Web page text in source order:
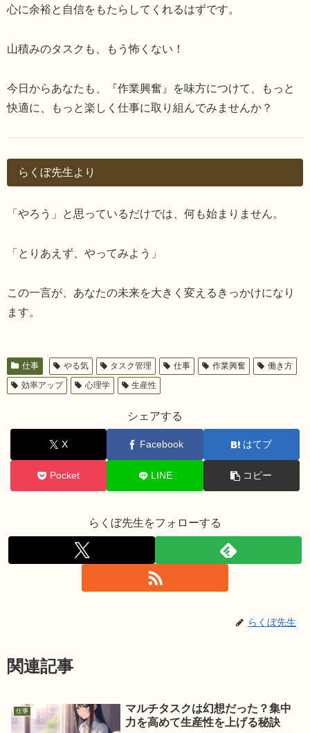
心に余裕と自信をもたらしてくれるはずです。
山積みのタスクも、もう怖くない！
今日からあなたも、『作業興奮』を味方につけて、もっと
快適に、もっと楽しく仕事に取り組んでみませんか？
らくぼ先生より
「やろう」と思っているだけでは、何も始まりません。
「とりあえず、やってみよう」
この一言が、あなたの未来を大きく変えるきっかけになり
ます。
仕事 やる気 タスク管理 仕事 作業興奮
働き方
効率アップ
心理学 生産性
シェアする
X Facebook はてブ
Pocket LINE コピー
らくぼ先生をフォローする
らくぼ先生
関連記事
仕事
マルチタスクは幻想だった？集中
力を高めて生産性を上げる秘訣